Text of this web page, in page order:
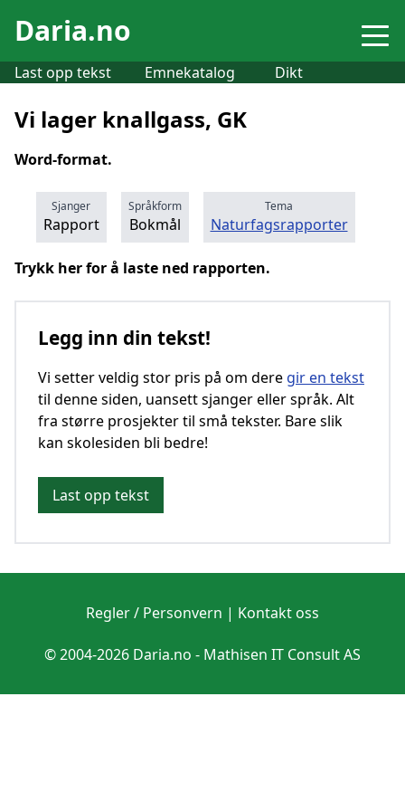
Daria.no
Last opp tekst Emnekatalog Dikt
Vi lager knallgass, GK
Word-format.
Sjanger
Rapport
Språkform
Bokmål
Tema
Naturfagsrapporter
Trykk her for å laste ned rapporten.
Legg inn din tekst!
Vi setter veldig stor pris på om dere gir en tekst
til denne siden, uansett sjanger eller språk. Alt
fra større prosjekter til små tekster. Bare slik
kan skolesiden bli bedre!
Last opp tekst
Regler / Personvern | Kontakt oss
© 2004-2026 Daria.no - Mathisen IT Consult AS